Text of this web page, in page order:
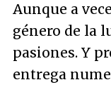
Aunque a
género de la
pasiones. Y
entrega